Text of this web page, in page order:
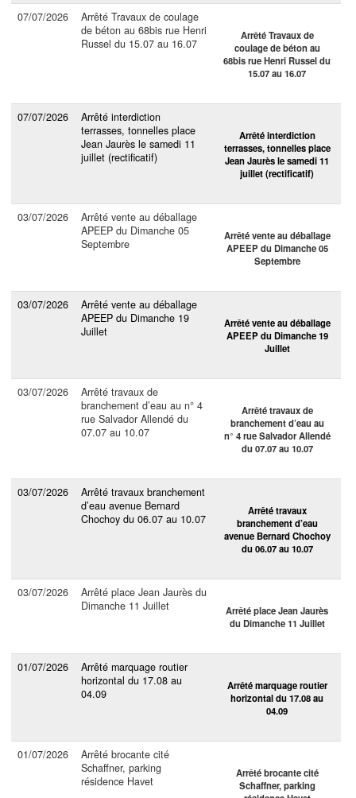
07/07/2026
Arrêté Travaux de coulage
de béton au 68bis rue Henri
Russel du 15.07 au 16.07
Arrêté Travaux de
coulage de béton au
68bis rue Henri Russel du
15.07 au 16.07
07/07/2026
Arrêté interdiction
terrasses, tonnelles place
Jean Jaurès le samedi 11
juillet (rectificatif)
Arrêté interdiction
terrasses, tonnelles place
Jean Jaurès le samedi 11
juillet (rectificatif)
03/07/2026
Arrêté vente au déballage
APEEP du Dimanche 05
Septembre
Arrêté vente au déballage
APEEP du Dimanche 05
Septembre
03/07/2026
Arrêté vente au déballage
APEEP du Dimanche 19
Juillet
Arrêté vente au déballage
APEEP du Dimanche 19
Juillet
03/07/2026
Arrêté travaux de
branchement d’eau au n° 4
rue Salvador Allendé du
07.07 au 10.07
Arrêté travaux de
branchement d’eau au
n° 4 rue Salvador Allendé
du 07.07 au 10.07
03/07/2026
Arrêté travaux branchement
d’eau avenue Bernard
Chochoy du 06.07 au 10.07
Arrêté travaux
branchement d’eau
avenue Bernard Chochoy
du 06.07 au 10.07
03/07/2026
Arrêté place Jean Jaurès du
Dimanche 11 Juillet
Arrêté place Jean Jaurès
du Dimanche 11 Juillet
01/07/2026
Arrêté marquage routier
horizontal du 17.08 au
04.09
Arrêté marquage routier
horizontal du 17.08 au
04.09
01/07/2026
Arrêté brocante cité
Schaffner, parking
résidence Havet
Arrêté brocante cité
Schaffner, parking